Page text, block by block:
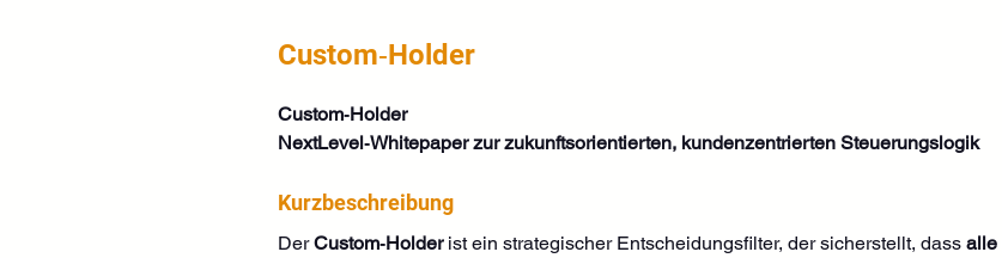
Custom‑Holder
Custom‑Holder
NextLevel‑Whitepaper zur zukunftsorientierten, kundenzentrierten Steuerungslogik
Kurzbeschreibung
Der Custom‑Holder ist ein strategischer Entscheidungsfilter, der sicherstellt, dass alle